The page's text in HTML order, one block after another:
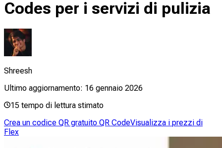
Codes per i servizi di pulizia
Shreesh
Ultimo aggiornamento: 16 gennaio 2026
15 tempo di lettura stimato
Crea un codice QR gratuito QR CodeVisualizza i prezzi di
Flex